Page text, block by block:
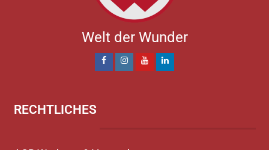
Welt der Wunder
RECHTLICHES